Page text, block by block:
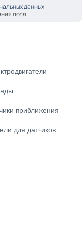
данных
поля
приближения
для датчиков